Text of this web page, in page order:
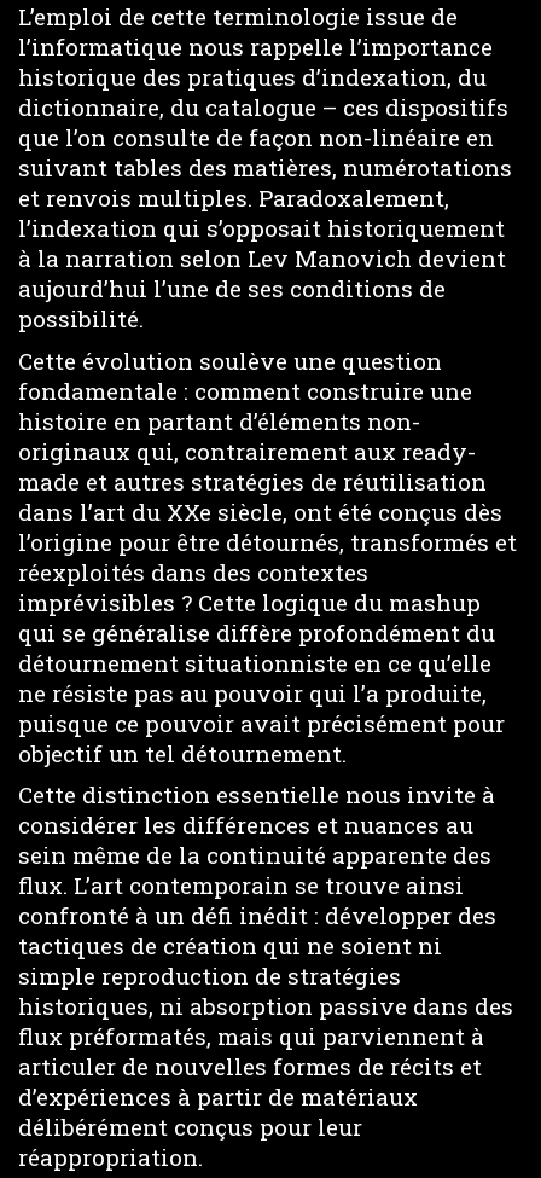
L’emploi de cette terminologie issue de
l’informatique nous rappelle l’importance
historique des pratiques d’indexation, du
dictionnaire, du catalogue – ces dispositifs
que l’on consulte de façon non-linéaire en
suivant tables des matières, numérotations
et renvois multiples. Paradoxalement,
l’indexation qui s’opposait historiquement
à la narration selon Lev Manovich devient
aujourd’hui l’une de ses conditions de
possibilité.
Cette évolution soulève une question
fondamentale : comment construire une
histoire en partant d’éléments non-
originaux qui, contrairement aux ready-
made et autres stratégies de réutilisation
dans l’art du XXe siècle, ont été conçus dès
l’origine pour être détournés, transformés et
réexploités dans des contextes
imprévisibles ? Cette logique du mashup
qui se généralise diffère profondément du
détournement situationniste en ce qu’elle
ne résiste pas au pouvoir qui l’a produite,
puisque ce pouvoir avait précisément pour
objectif un tel détournement.
Cette distinction essentielle nous invite à
considérer les différences et nuances au
sein même de la continuité apparente des
flux. L’art contemporain se trouve ainsi
confronté à un défi inédit : développer des
tactiques de création qui ne soient ni
simple reproduction de stratégies
historiques, ni absorption passive dans des
flux préformatés, mais qui parviennent à
articuler de nouvelles formes de récits et
d’expériences à partir de matériaux
délibérément conçus pour leur
réappropriation.